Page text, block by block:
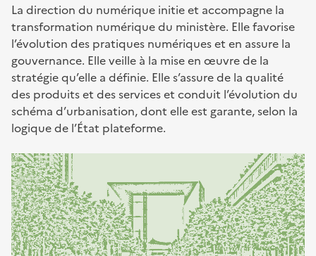
La direction du numérique initie et accompagne la
transformation numérique du ministère. Elle favorise
l’évolution des pratiques numériques et en assure la
gouvernance. Elle veille à la mise en œuvre de la
stratégie qu’elle a définie. Elle s’assure de la qualité
des produits et des services et conduit l’évolution du
schéma d’urbanisation, dont elle est garante, selon la
logique de l’État plateforme.